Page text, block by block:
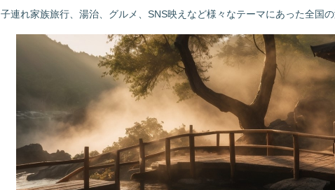
子連れ家族旅行、湯治、グルメ、SNS映えなど様々なテーマにあった全国の